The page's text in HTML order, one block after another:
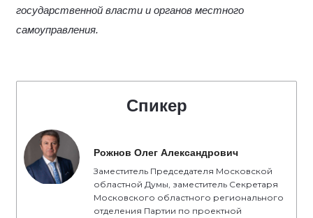
государственной власти и органов местного
самоуправления.
Спикер
Рожнов Олег Александрович
Заместитель Председателя Московской
областной Думы, заместитель Секретаря
Московского областного регионального
отделения Партии по проектной